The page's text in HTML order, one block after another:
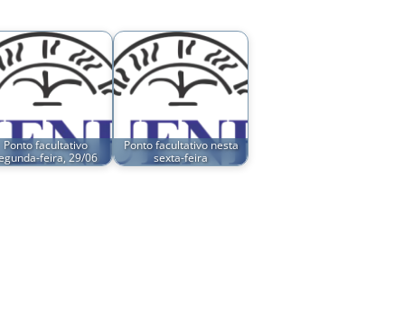
Ponto facultativo
feira, 29/06
Ponto facultativo nesta
sexta-feira